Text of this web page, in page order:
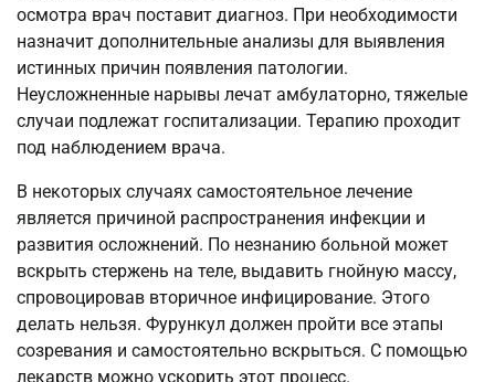
осмотра врач поставит диагноз. При необходимости
назначит дополнительные анализы для выявления
истинных причин появления патологии.
Неусложненные нарывы лечат амбулаторно, тяжелые
случаи подлежат госпитализации. Терапию проходит
под наблюдением врача.
В некоторых случаях самостоятельное лечение
является причиной распространения инфекции и
развития осложнений. По незнанию больной может
вскрыть стержень на теле, выдавить гнойную массу,
спровоцировав вторичное инфицирование. Этого
делать нельзя. Фурункул должен пройти все этапы
созревания и самостоятельно вскрыться. С помощью
лекарств можно ускорить этот процесс.